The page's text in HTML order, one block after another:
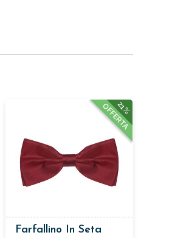
21%
OFFERTA
Farfallino In Seta